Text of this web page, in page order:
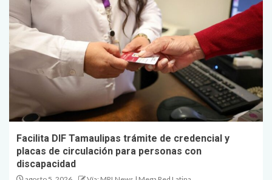
Facilita DIF Tamaulipas trámite de credencial y
placas de circulación para personas con
discapacidad